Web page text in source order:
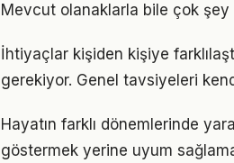
Mevcut olanaklarla bile çok şey
İhtiyaçlar kişiden kişiye
gerekiyor. Genel tavsiyeleri
Hayatın farklı dönemlerinde
göstermek yerine uyum